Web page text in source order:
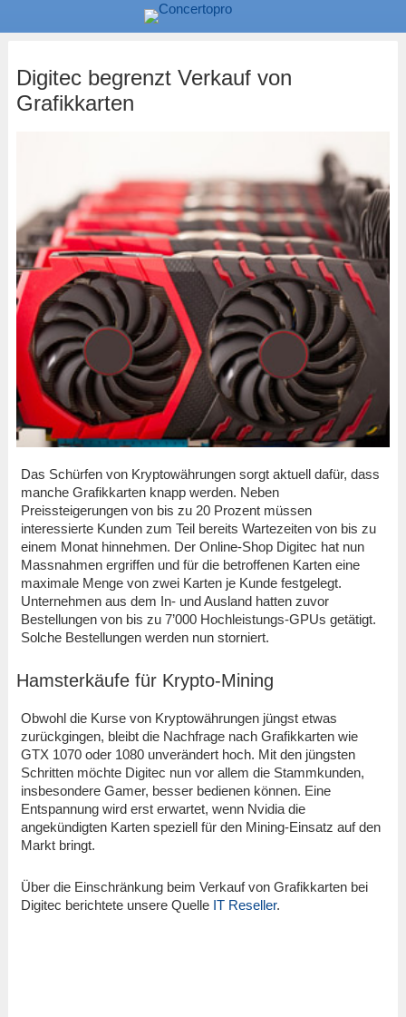
Digitec begrenzt Verkauf von
Grafikkarten
Das Schürfen von Kryptowährungen sorgt aktuell dafür, dass
manche Grafikkarten knapp werden. Neben
Preissteigerungen von bis zu 20 Prozent müssen
interessierte Kunden zum Teil bereits Wartezeiten von bis zu
einem Monat hinnehmen. Der Online-Shop Digitec hat nun
Massnahmen ergriffen und für die betroffenen Karten eine
maximale Menge von zwei Karten je Kunde festgelegt.
Unternehmen aus dem In- und Ausland hatten zuvor
Bestellungen von bis zu 7’000 Hochleistungs-GPUs getätigt.
Solche Bestellungen werden nun storniert.
Hamsterkäufe für Krypto-Mining
Obwohl die Kurse von Kryptowährungen jüngst etwas
zurückgingen, bleibt die Nachfrage nach Grafikkarten wie
GTX 1070 oder 1080 unverändert hoch. Mit den jüngsten
Schritten möchte Digitec nun vor allem die Stammkunden,
insbesondere Gamer, besser bedienen können. Eine
Entspannung wird erst erwartet, wenn Nvidia die
angekündigten Karten speziell für den Mining-Einsatz auf den
Markt bringt.
Über die Einschränkung beim Verkauf von Grafikkarten bei
Digitec berichtete unsere Quelle IT Reseller.